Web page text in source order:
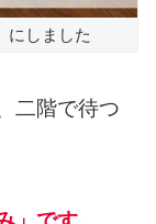
にしました
二階で待つ